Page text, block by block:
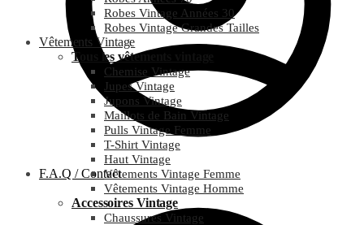
F.A.Q / Contact
Robes Vintage Années 30
Robes Vintage Grandes Tailles
Vêtements Vintage
Tous les vêtements vintage
Chemise Vintage
Jupes Vintage
Jupons Vintage
Maillots de Bain Vintage
Pulls Vintage Femme
T-Shirt Vintage
Haut Vintage
Vêtements Vintage Femme
Vêtements Vintage Homme
Accessoires Vintage
Chaussures Vintage